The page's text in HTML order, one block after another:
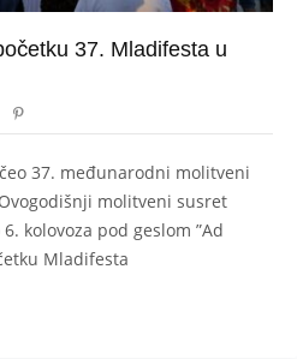
37. Mladifesta u
37. međunarodni molitveni
molitveni susret
kolovoza pod geslom ”Ad
Mladifesta